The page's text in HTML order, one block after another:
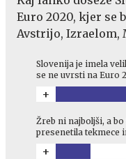
Euro 2020, kjer se
Avstrijo, Izraelom,
Slovenija je imela
se ne uvrsti na Euro
+
Žreb ni najboljši, a
presenetila tekmece
+